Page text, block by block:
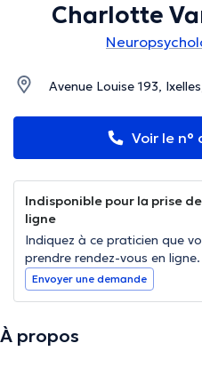
Charlotte
Avenue Louise 193,
Voir le n°
Indisponible pour la prise
ligne
Indiquez à ce praticien que
prendre rendez-vous en ligne.
Envoyer une demande
À propos